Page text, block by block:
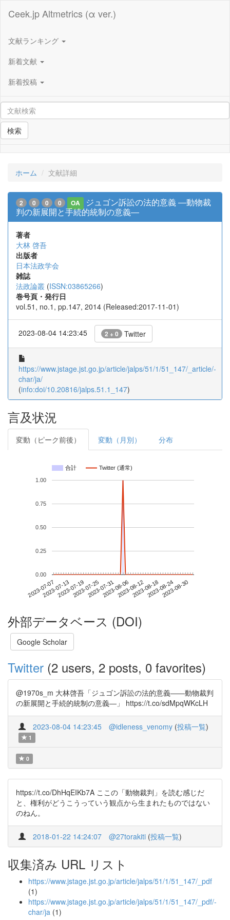
Ceek.jp Altmetrics (α ver.)
文献ランキング
新着文献
新着投稿
検索
ホーム 文献詳細
2 0 0 0 OA
ジュゴン訴訟の法的意義 ―動物裁
判の新展開と手続的統制の意義―
著者
大林 啓吾
出版者
日本法政学会
雑誌
法政論叢 (ISSN:03865266)
巻号頁・発行日
vol.51, no.1, pp.147, 2014 (Released:2017-11-01)
2023-08-04 14:23:45 2 + 0 Twitter
https://www.jstage.jst.go.jp/article/jalps/51/1/51_147/_article/-
char/ja/
(info:doi/10.20816/jalps.51.1_147)
言及状況
変動（ピーク前後） 変動（月別） 分布
合計 Twitter (通常)
2023-07-072023-07-132023-07-192023-07-252023-07-312023-08-062023-08-122023-08-182023-08-242023-08-30
0.00
0.25
0.50
0.75
1.00
外部データベース (DOI)
Google Scholar
Twitter (2 users, 2 posts, 0 favorites)
@1970s_m 大林啓吾「ジュゴン訴訟の法的意義――動物裁判
の新展開と手続的統制の意義―」 https://t.co/sdMpqWKcLH
2023-08-04 14:23:45 @idleness_venomy (投稿一覧)
1
0
https://t.co/DhHqEIKb7A ここの「動物裁判」を読む感じだ
と、権利がどうこうっていう観点から生まれたものではない
のねん。
2018-01-22 14:24:07 @27torakiti (投稿一覧)
収集済み URL リスト
https://www.jstage.jst.go.jp/article/jalps/51/1/51_147/_pdf
(1)
https://www.jstage.jst.go.jp/article/jalps/51/1/51_147/_pdf/-
char/ja (1)